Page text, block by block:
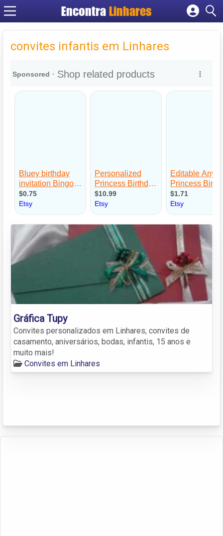
EncontraLinhares
Cadastrar empresa
Criar conta
convites infantis em Linhares
Gráfica Tupy
Convites personalizados em Linhares, convites de
casamento, aniversários, bodas, infantis, 15 anos e
muito mais!
Convites em Linhares